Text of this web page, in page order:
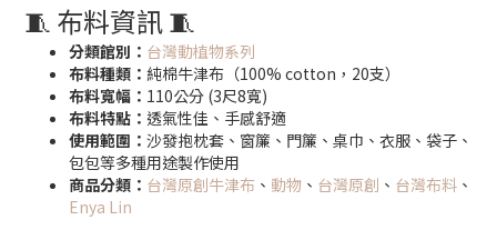
🧵 布料資訊 🧵
分類館別： 台灣動植物系列
布料種類： 純棉牛津布（100% cotton，20支）
布料寬幅： 110公分 (3尺8寬)
布料特點： 透氣性佳、手感舒適
使用範圍： 沙發抱枕套、窗簾、門簾、桌巾、衣服、袋子、
包包等多種用途製作使用
商品分類： 台灣原創牛津布 、 動物 、 台灣原創 、 台灣布料 、
Enya Lin